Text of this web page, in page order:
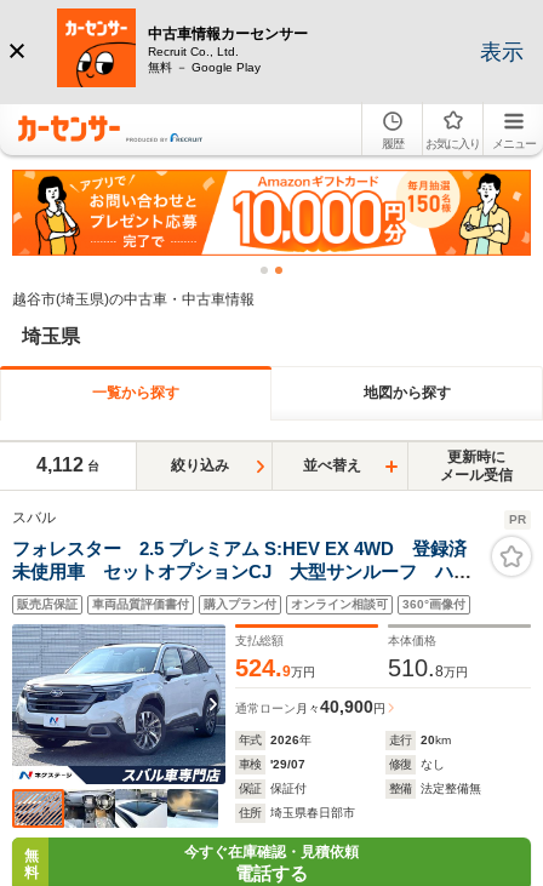
中古車情報カーセンサー
Recruit Co., Ltd.
無料 － Google Play
表示
履歴 お気に入り メニュー
越谷市(埼玉県)の中古車・中古車情報
埼玉県
一覧から探す 地図から探す
4,112 台 絞り込み 並べ替え
更新時に
メール受信
スバル PR
フォレスター 2.5 プレミアム S:HEV EX 4WD 登録済
未使用車 セットオプションCJ 大型サンルーフ ハー
マンカードンサウンドシステム 11.6インチナビ デジタ
ルマルチビューモニター ETC 純正19インチアルミホ
イール パワーバックドア
販売店保証 車両品質評価書付 購入プラン付 オンライン相談可 360°画像付
支払総額
524.9万円
本体価格
510.8万円
通常ローン 月々40,900円
年式 2026年 走行 20km
車検
'29/07 修復
なし
保証
保証付 整備
法定整備無
住所
埼玉県春日部市
無
料
今すぐ在庫確認・見積依頼
電話する